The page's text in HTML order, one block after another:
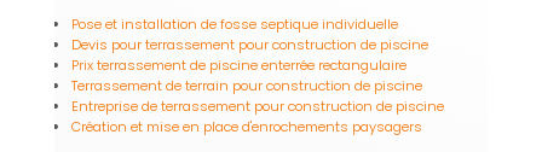
Pose et installation de fosse septique individuelle
Devis pour terrassement pour construction de piscine
Prix terrassement de piscine enterrée rectangulaire
Terrassement de terrain pour construction de piscine
Entreprise de terrassement pour construction de piscine
Création et mise en place d'enrochements paysagers